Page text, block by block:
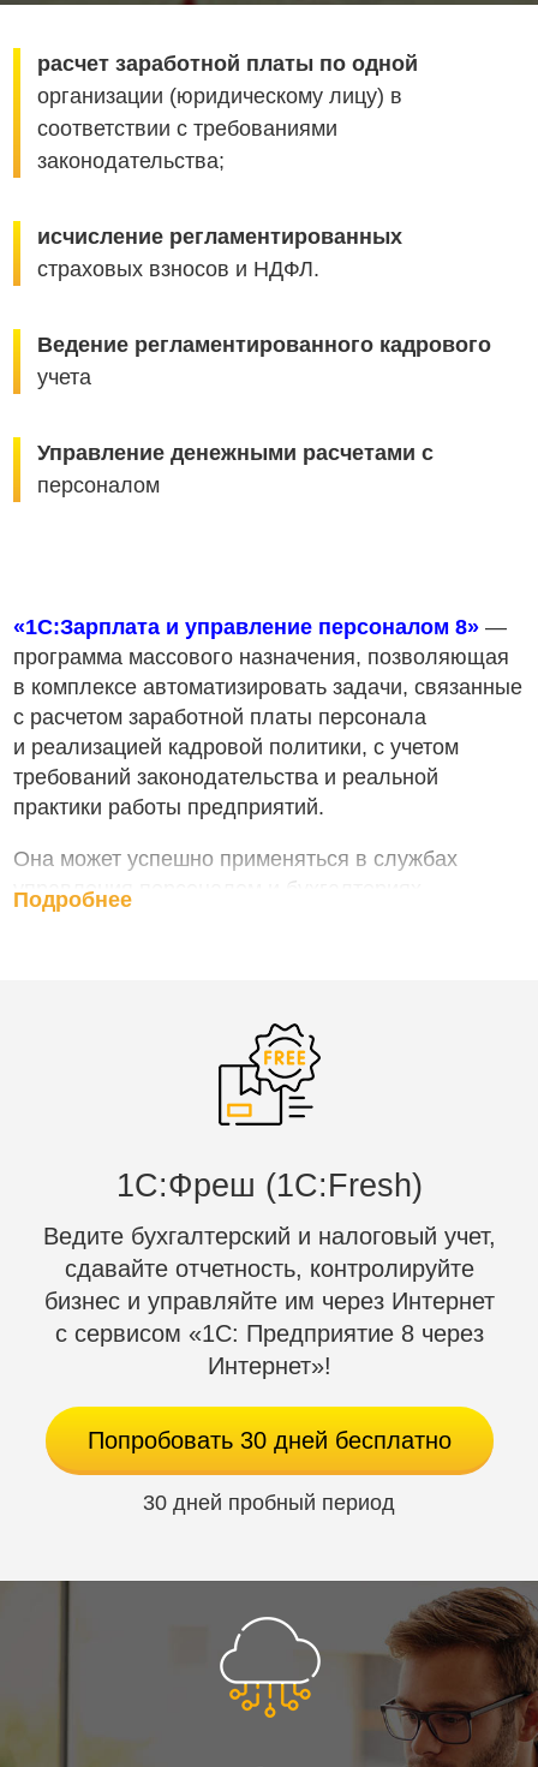
расчет заработной платы по одной
организации (юридическому лицу) в
соответствии с требованиями
законодательства;
исчисление регламентированных
страховых взносов и НДФЛ.
Ведение регламентированного кадрового
учета
Управление денежными расчетами с
персоналом
«1С:Зарплата и управление персоналом 8» —
программа массового назначения, позволяющая
в комплексе автоматизировать задачи, связанные
с расчетом заработной платы персонала
и реализацией кадровой политики, с учетом
требований законодательства и реальной
практики работы предприятий.
Она может успешно применяться в службах
управления персоналом и бухгалтериях
предприятий, а также в других подразделениях,
предприятий различного масштаба.
Программа оперативно отражает
и позволяет решать следующие
ведение регламентированного кадрового
учета;
расчет заработной платы по одной
организации (юридическому лицу)
в соответствии с требованиями
законодательства;
исчисление регламентированных страховых
взносов и НДФЛ.
и управление персоналом 8.
Базовая» не поддерживается:
изменение конфигурации (можно применять
Подробнее
1C:Фреш (1С:Fresh)
Ведите бухгалтерский и налоговый учет,
сдавайте отчетность, контролируйте
бизнес и управляйте им через Интернет
с сервисом «1С: Предприятие 8 через
Интернет»!
Попробовать 30 дней бесплатно
30 дней пробный период